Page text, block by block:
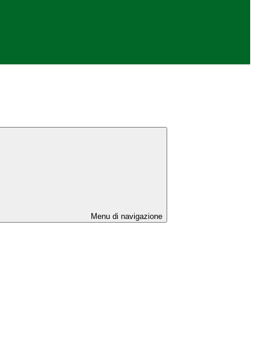
Menu di navigazione